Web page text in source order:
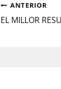
ANTERIOR
EL MILLOR